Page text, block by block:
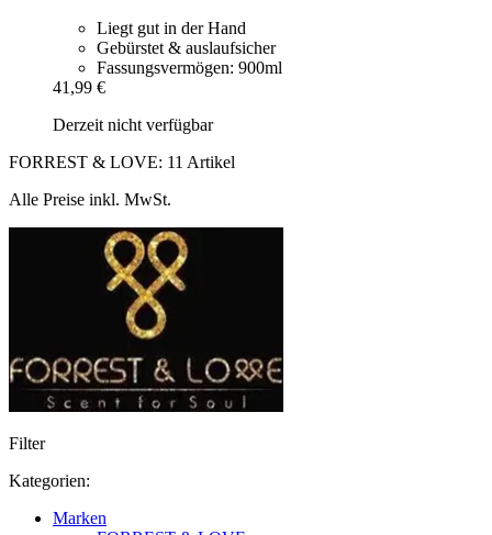
Liegt gut in der Hand
Gebürstet & auslaufsicher
Fassungsvermögen: 900ml
41,99 €
Derzeit nicht verfügbar
FORREST & LOVE: 11 Artikel
Alle Preise inkl. MwSt.
Filter
Kategorien:
Marken